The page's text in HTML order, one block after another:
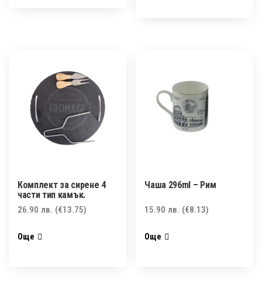
Комплект за сирене 4
части тип камък.
26.90 лв. (€13.75)
Още
Чаша 296ml – Рим
15.90лв. (€8.13)
Още